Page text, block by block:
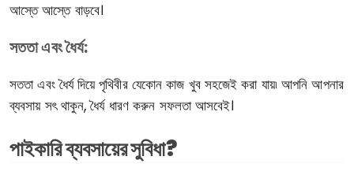
আস্তে আস্তে বাড়বে।
সততা এবং ধৈর্য:
সততা এবং ধৈর্য দিয়ে পৃথিবীর যেকোন কাজ খুব সহজেই করা যায়৷ আপনি আপনার
ব্যবসায় সৎ থাকুন, ধৈর্য ধারণ করুন সফলতা আসবেই।
পাইকারি ব্যবসায়ের সুবিধা?